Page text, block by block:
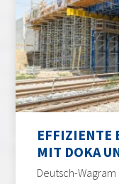
EFFIZIENTE
MIT DOKA
Deutsch-Wagram